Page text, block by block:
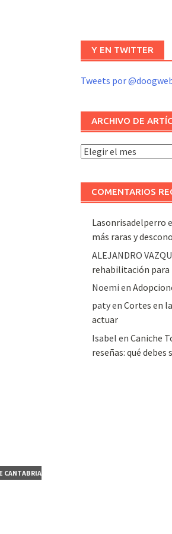
CANTABRIA
Y EN TWITTER
Tweets por
ARCHIVO DE
Archivo
artículos
COMENTARIOS
Lasonrisadelperro
más raras y
ALEJANDRO
rehabilitación para
Noemi en
patyen Cortes en
actuar
Isabel en Caniche
reseñas: qué